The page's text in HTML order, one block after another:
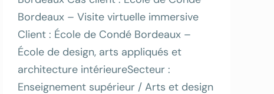
Bordeaux – Visite virtuelle immersive
Client : École de Condé Bordeaux –
École de design, arts appliqués et
architecture intérieureSecteur :
Enseignement supérieur / Arts et design